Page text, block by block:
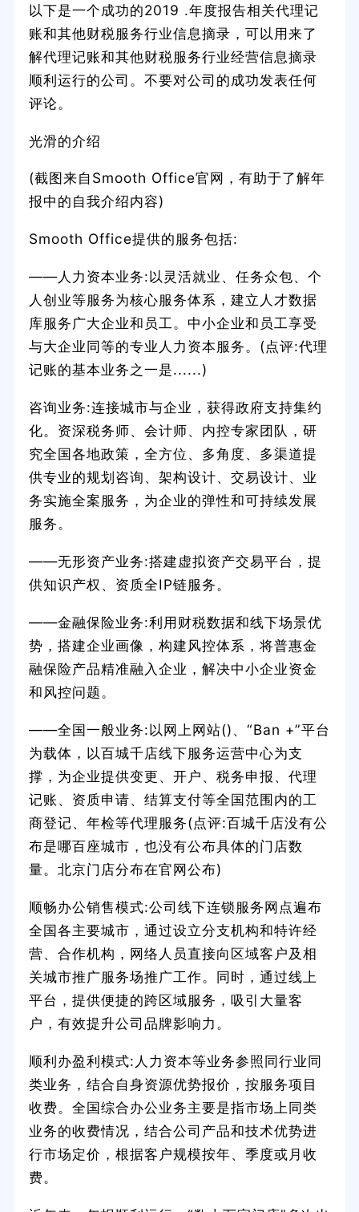
以下是一个成功的2019 .年度报告相关代理记
账和其他财税服务行业信息摘录，可以用来了
解代理记账和其他财税服务行业经营信息摘录
顺利运行的公司。不要对公司的成功发表任何
评论。
光滑的介绍
(截图来自Smooth Office官网，有助于了解年
报中的自我介绍内容)
Smooth Office提供的服务包括:
——人力资本业务:以灵活就业、任务众包、个
人创业等服务为核心服务体系，建立人才数据
库服务广大企业和员工。中小企业和员工享受
与大企业同等的专业人力资本服务。(点评:代理
记账的基本业务之一是......)
咨询业务:连接城市与企业，获得政府支持集约
化。资深税务师、会计师、内控专家团队，研
究全国各地政策，全方位、多角度、多渠道提
供专业的规划咨询、架构设计、交易设计、业
务实施全案服务，为企业的弹性和可持续发展
服务。
——无形资产业务:搭建虚拟资产交易平台，提
供知识产权、资质全IP链服务。
——金融保险业务:利用财税数据和线下场景优
势，搭建企业画像，构建风控体系，将普惠金
融保险产品精准融入企业，解决中小企业资金
和风控问题。
——全国一般业务:以网上网站()、“Ban +”平台
为载体，以百城千店线下服务运营中心为支
撑，为企业提供变更、开户、税务申报、代理
记账、资质申请、结算支付等全国范围内的工
商登记、年检等代理服务(点评:百城千店没有公
布是哪百座城市，也没有公布具体的门店数
量。北京门店分布在官网公布)
顺畅办公销售模式:公司线下连锁服务网点遍布
全国各主要城市，通过设立分支机构和特许经
营、合作机构，网络人员直接向区域客户及相
关城市推广服务场推广工作。同时，通过线上
平台，提供便捷的跨区域服务，吸引大量客
户，有效提升公司品牌影响力。
顺利办盈利模式:人力资本等业务参照同行业同
类业务，结合自身资源优势报价，按服务项目
收费。全国综合办公业务主要是指市场上同类
业务的收费情况，结合公司产品和技术优势进
行市场定价，根据客户规模按年、季度或月收
费。